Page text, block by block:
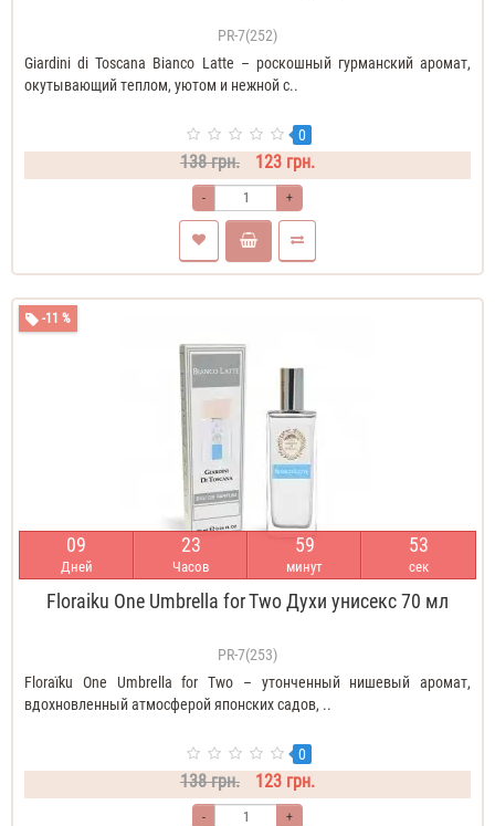
PR-7(252)
Giardini di Toscana Bianco Latte – роскошный гурманский аромат,
окутывающий теплом, уютом и нежной с..
0
138 грн. 123 грн.
- +
-11 %
09
Дней
23
Часов
59
минут
53
сек
Floraiku One Umbrella for Two Духи унисекс 70 мл
PR-7(253)
Floraïku One Umbrella for Two – утонченный нишевый аромат,
вдохновленный атмосферой японских садов, ..
0
138 грн. 123 грн.
- +